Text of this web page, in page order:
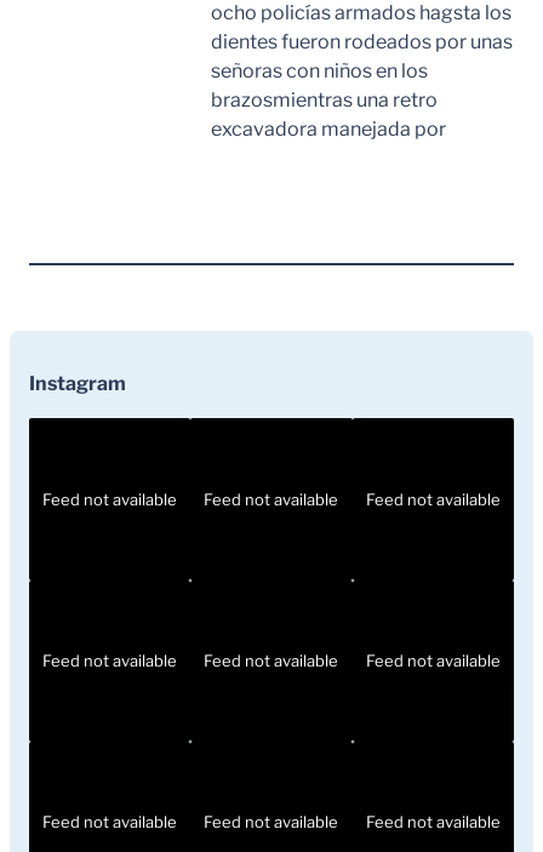
ocho policías armados hagsta los
dientes fueron rodeados por unas
señoras con niños en los
brazosmientras una retro
excavadora manejada por
Instagram
Feed not available Feed not available Feed not available
Feed not available Feed not available Feed not available
Feed not available Feed not available Feed not available